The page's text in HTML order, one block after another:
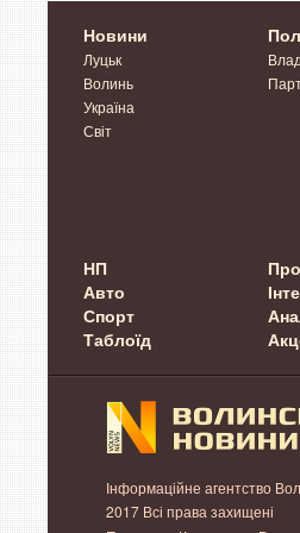
Новини
Луцьк
Волинь
Україна
Світ
НП
Авто
Спорт
Таблоїд
Інформаційне агентство
2017 Всі права захищені